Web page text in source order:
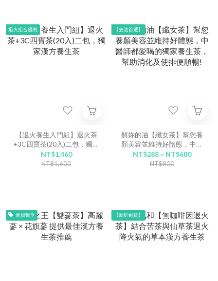
退火組合優惠
【退火養生入門組】退火茶
+3C四寶茶(20入)二包，獨家
漢方養生茶
NT$1,460
NT$1,600
【去油首選】
解妳的油【纖女茶】幫您養
顏美容並維持好體態，中醫
師都愛喝的獨家養生茶，幫
助消化及使排便順暢!
NT$288 ~ NT$680
NT$800
會員獨享 【新鮮到貨】